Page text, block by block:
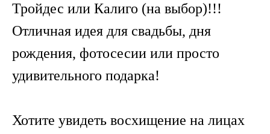
Тройдес или Калиго (на выбор)!!!
Отличная идея для свадьбы, дня
рождения, фотосесии или просто
удивительного подарка!
Хотите увидеть восхищение на лицах